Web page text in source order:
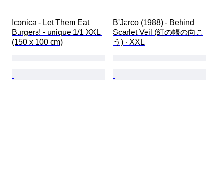
Iconica - Let Them Eat
Burgers! - unique 1/1 XXL
(150 x 100 cm)
B'Jarco (1988) - Behind
Scarlet Veil (紅の帳の向こ
う) · XXL